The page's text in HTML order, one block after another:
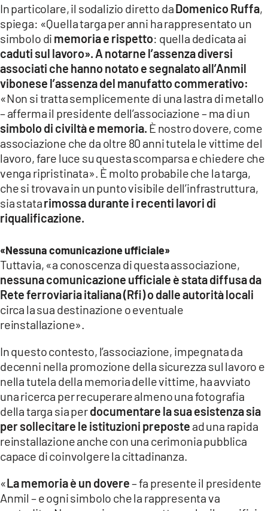
ILREGGINO.IT
COSENZACHANNEL.IT
ILVIBONESE.IT
CATANZAROCHANNEL.IT
LACAPITALENEWS.IT
ANDROID
APPLE
In particolare, il sodalizio diretto daDomenico Ruffa,
spiega: «Quella targa per anni ha rappresentato un
simbolo di memoria e rispetto: quella dedicata ai
caduti sul lavoro». A notarne l’assenza diversi
associati che hanno notato e segnalato all’Anmil
vibonese l’assenza del manufatto commerativo:
«Non si tratta semplicemente di una lastra di metallo
– afferma il presidente dell’associazione – ma di un
simbolo di civiltà e memoria. È nostro dovere, come
associazione che da oltre 80 anni tutela le vittime del
lavoro, fare luce su questa scomparsa e chiedere che
venga ripristinata». È molto probabile che la targa,
che si trovava in un punto visibile dell’infrastruttura,
sia statarimossa durante i recenti lavori di
riqualificazione.
«Nessuna comunicazione ufficiale»
Tuttavia, «a conoscenza di questa associazione,
nessuna comunicazione ufficiale è stata diffusa da
Rete ferroviaria italiana (Rfi) o dalle autorità locali
circa la sua destinazione o eventuale
reinstallazione».
In questo contesto, l’associazione, impegnata da
decenni nella promozione della sicurezza sul lavoro e
nella tutela della memoria delle vittime, ha avviato
una ricerca per recuperare almeno una fotografia
della targa sia perdocumentare la sua esistenza sia
per sollecitare le istituzioni preposte ad una rapida
reinstallazione anche con una cerimonia pubblica
capace di coinvolgere la cittadinanza.
«La memoria è un dovere– fa presente il presidente
Anmil – e ogni simbolo che la rappresenta va